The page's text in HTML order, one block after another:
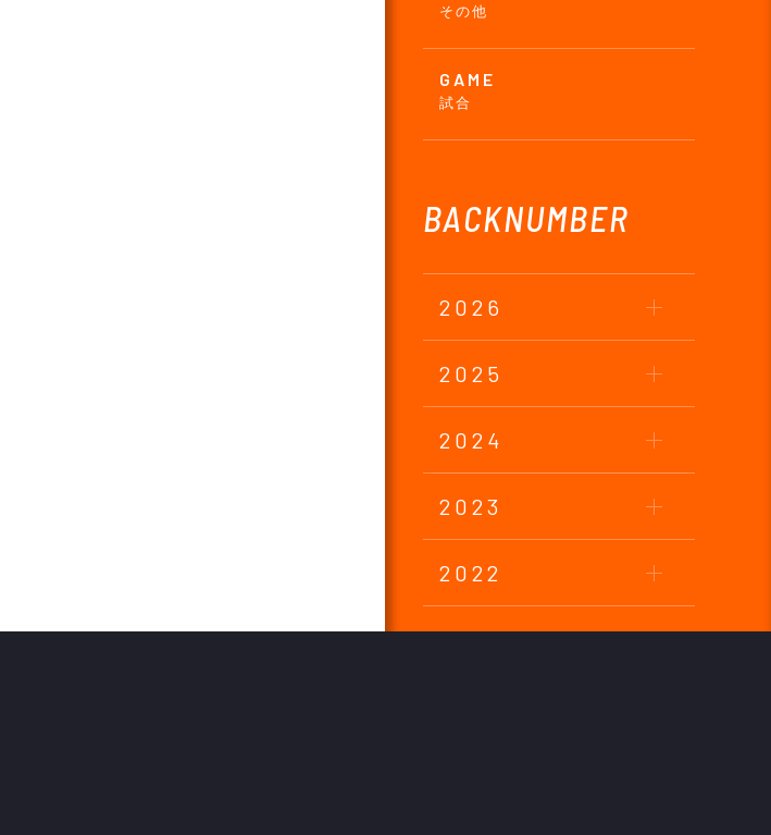
その他
GAME
試合
BACKNUMBER
2026
2025
2024
2023
2022
2021